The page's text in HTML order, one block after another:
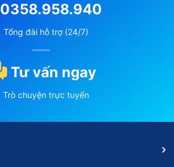
0358.958.940
Tổng đài hỗ trợ (24/7)
Tư vấn ngay
Trò chuyện trực tuyến